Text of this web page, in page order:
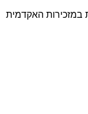
במזכירות האקדמית